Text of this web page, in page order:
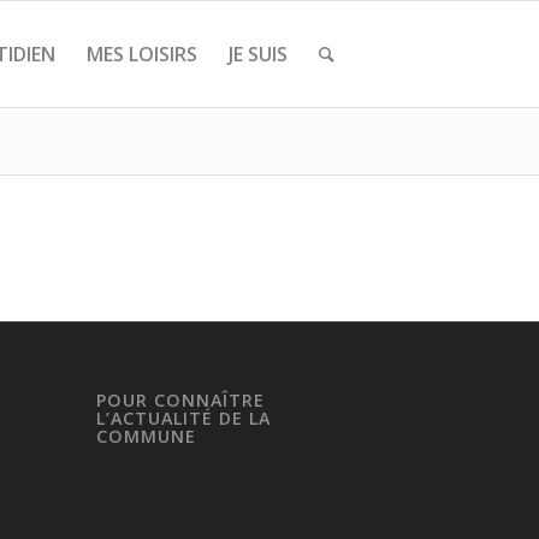
MES LOISIRS JE SUIS
POUR CONNAÎTRE
L’ACTUALITÉ DE LA
COMMUNE